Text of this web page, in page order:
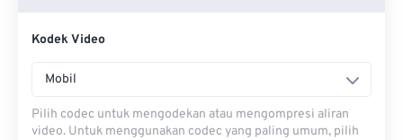
Kodek Video
Mobil
Pilih codec untuk mengodekan atau mengompresi aliran
video. Untuk menggunakan codec yang paling umum, pilih